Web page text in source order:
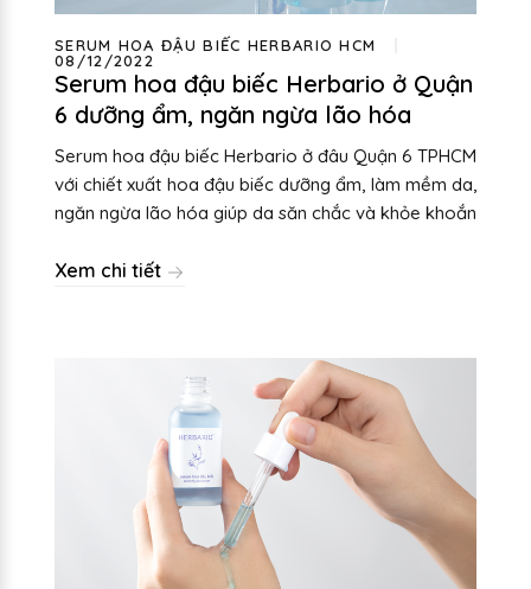
SERUM HOA ĐẬU BIẾC HERBARIO HCM
08/12/2022
Serum hoa đậu biếc Herbario ở Quận
6 dưỡng ẩm, ngăn ngừa lão hóa
Serum hoa đậu biếc Herbario ở đâu Quận 6 TPHCM
với chiết xuất hoa đậu biếc dưỡng ẩm, làm mềm da,
ngăn ngừa lão hóa giúp da săn chắc và khỏe khoắn
Xem chi tiết